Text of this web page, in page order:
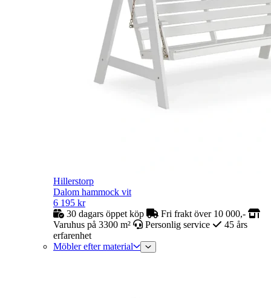
Hillerstorp
Dalom hammock vit
6 195 kr
30 dagars öppet köp
Fri frakt över 10 000,-
Varuhus på 3300 m²
Personlig service
45 års
erfarenhet
Möbler efter material